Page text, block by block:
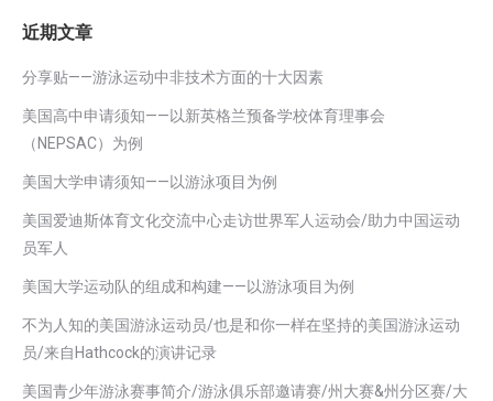
近期文章
分享贴——游泳运动中非技术方面的十大因素
美国高中申请须知——以新英格兰预备学校体育理事会
（NEPSAC）为例
美国大学申请须知——以游泳项目为例
美国爱迪斯体育文化交流中心走访世界军人运动会/助力中国运动
员军人
美国大学运动队的组成和构建——以游泳项目为例
不为人知的美国游泳运动员/也是和你一样在坚持的美国游泳运动
员/来自Hathcock的演讲记录
美国青少年游泳赛事简介/游泳俱乐部邀请赛/州大赛&州分区赛/大